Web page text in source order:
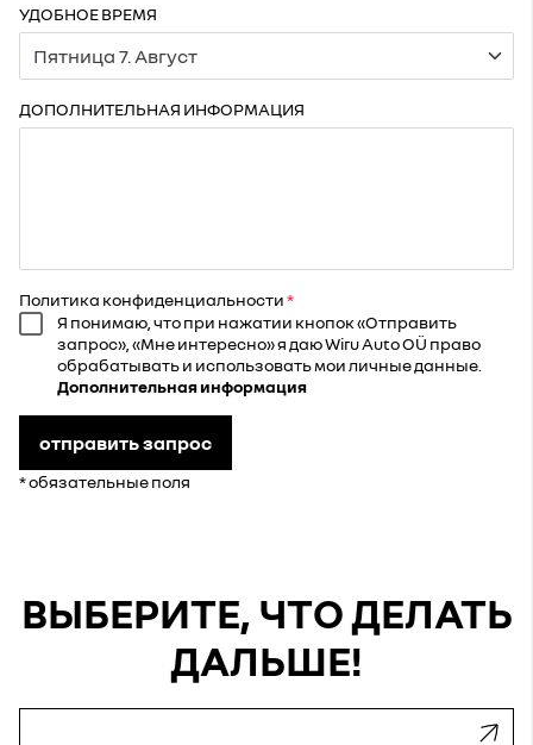
УДОБНОЕ ВРЕМЯ
ДОПОЛНИТЕЛЬНАЯ ИНФОРМАЦИЯ
Политика конфиденциальности
Я понимаю, что при нажатии кнопок «Отправить
запрос», «Мне интересно» я даю Wiru Auto OÜ право
обрабатывать и использовать мои личные данные.
Дополнительная информация
отправить запрос
* обязательные поля
ВЫБЕРИТЕ, ЧТО ДЕЛАТЬ
ДАЛЬШЕ!